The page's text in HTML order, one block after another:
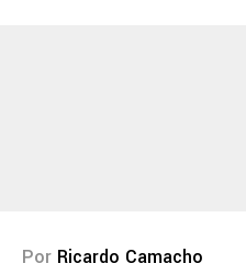
Por Ricardo Camacho